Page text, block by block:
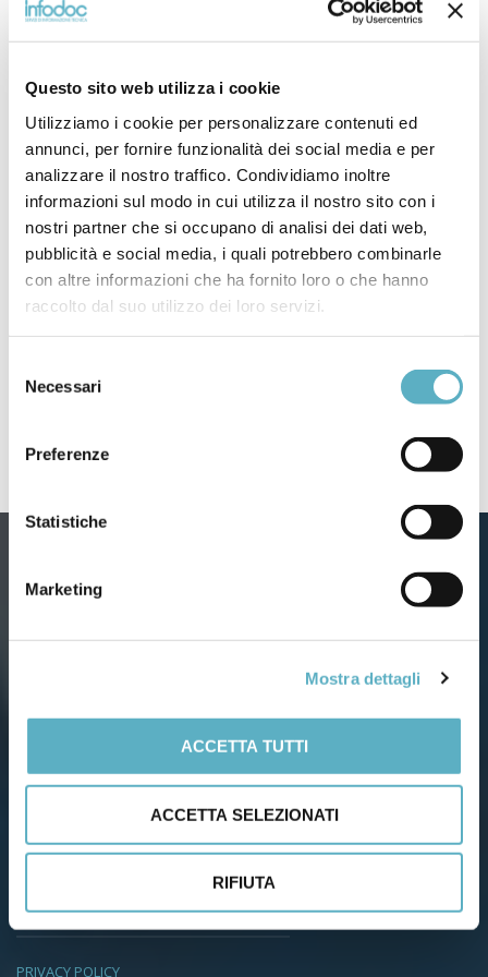
Questo sito web utilizza i cookie
Utilizziamo i cookie per personalizzare contenuti ed
annunci, per fornire funzionalità dei social media e per
analizzare il nostro traffico. Condividiamo inoltre
informazioni sul modo in cui utilizza il nostro sito con i
nostri partner che si occupano di analisi dei dati web,
pubblicità e social media, i quali potrebbero combinarle
con altre informazioni che ha fornito loro o che hanno
raccolto dal suo utilizzo dei loro servizi.
delNecessari
Preferenze
Statistiche
Marketing
Mostra dettagli
ACCETTA TUTTI
ACCETTA SELEZIONATI
RIFIUTA
Search
for
Tel:(+39) 0535 26108– Fax: 0535 26021
Capitale Soc. Euro 51.480 i.v.
Iscr. Trib. Modena Reg. Soc. N. 20076
PRIVACY POLICY